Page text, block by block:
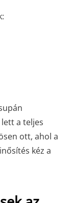
lett a teljes
ott, ahol a
kéz a